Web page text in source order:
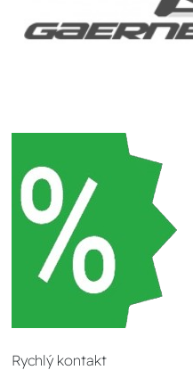
Rychlý kontakt